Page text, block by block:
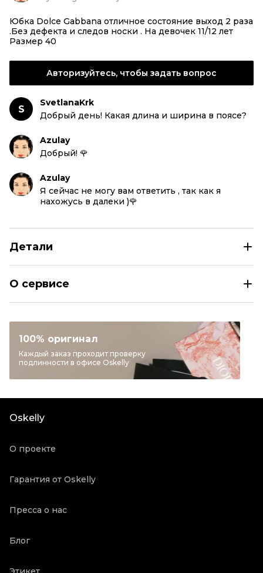
Юбка Dolce Gabbana отличное состояние выход 2 раза
.Без дефекта и следов носки . На девочек 11/12 лет
Размер 40
Авторизуйтесь, чтобы задать вопрос
S
SvetlanaKrk
Добрый день! Какая длина и ширина в поясе?
Azulay
Добрый! 🌹
Azulay
Я сейчас не могу вам ответить , так как я
нахожусь в далеки )🌹
Детали
Категория
Бренд
DOLCE&GABBANA
Материал детской одеждыДругое
Продавец
О сервисе
100% оригинал
Каждый заказ проходит проверку
подлинности в офисе Oskelly
Oskelly
О проекте
Гарантия от Oskelly
Пресса о нас
Блог